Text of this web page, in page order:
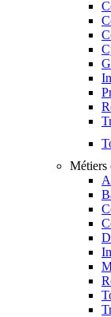
Métiers